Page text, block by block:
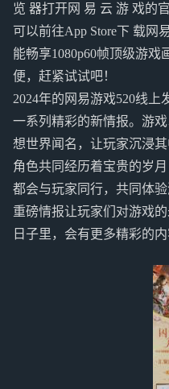
览 器打开网 易 云 游 戏的
可以前往App Store下 载网
能畅享1080p60帧顶级游
便，赶紧试试吧！
2024年的网易游戏520线
一系列精彩的新情报。游
想世界闻名，让玩家沉浸
角色共同经历着宝贵的岁
都会与玩家同行，共同体
重磅情报让玩家们对游戏
日子里，会有更多精彩的